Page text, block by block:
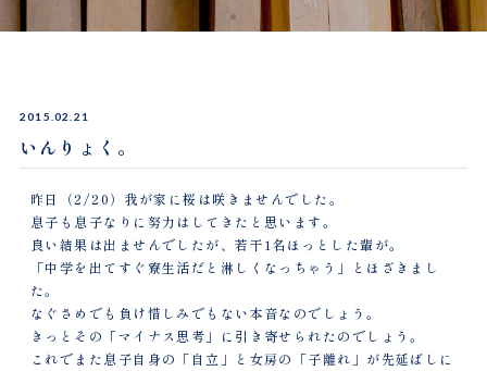
2015.02.21
いんりょく。
昨日（2/20）我が家に桜は咲きませんでした。
息子も息子なりに努力はしてきたと思います。
良い結果は出ませんでしたが、若干1名ほっとした輩が。
「中学を出てすぐ寮生活だと淋しくなっちゃう」とほざきまし
た。
なぐさめでも負け惜しみでもない本音なのでしょう。
きっとその「マイナス思考」に引き寄せられたのでしょう。
これでまた息子自身の「自立」と女房の「子離れ」が先延ばしに